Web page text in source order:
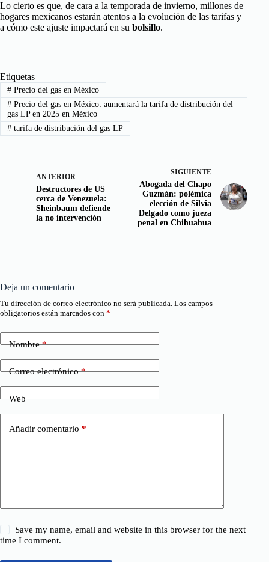
Lo cierto es que, de cara a la temporada de invierno, millones de
hogares mexicanos estarán atentos a la evolución de las tarifas y
a cómo este ajuste impactará en su bolsillo.
Etiquetas
#Precio del gas en México
#Precio del gas en México: aumentará la tarifa de distribución del
gas LP en 2025 en México
#tarifa de distribución del gas LP
ANTERIOR
Destructores de US
cerca de Venezuela:
Sheinbaum defiende
la no intervención
SIGUIENTE
Abogada del Chapo
Guzmán: polémica
elección de Silvia
Delgado como jueza
penal en Chihuahua
Deja un comentario
Tu dirección de correo electrónico no será publicada. Los campos
obligatorios están marcados con *
Nombre*
Correo electrónico*
Web
Añadir comentario *
Save my name, email and website in this browser for the next
time I comment.